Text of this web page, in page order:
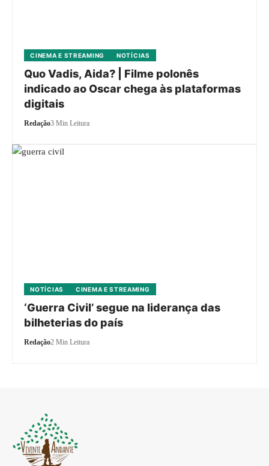
CINEMA E STREAMING NOTÍCIAS
Quo Vadis, Aida? | Filme polonês
indicado ao Oscar chega às plataformas
digitais
Redação3 Min Leitura
NOTÍCIAS CINEMA E STREAMING
‘Guerra Civil’ segue na liderança das
bilheterias do país
Redação2 Min Leitura